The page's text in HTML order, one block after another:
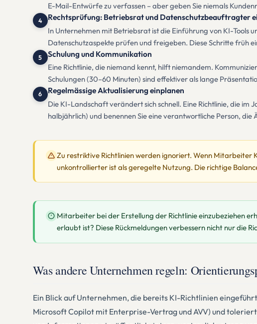
E-Mail-Entwürfe zu verfassen – aber geben Sie niemals
4 Rechtsprüfung: Betriebsrat und Datenschutzbeauftragter
In Unternehmen mit Betriebsrat ist die Einführung von KI-
Datenschutzaspekte prüfen und freigeben. Diese Schritte früh
5 Schulung und Kommunikation
Eine Richtlinie, die niemand kennt, hilft niemandem.
Schulungen (30–60 Minuten) sind effektiver als lange
6 Regelmässige Aktualisierung einplanen
Die KI-Landschaft verändert sich schnell. Eine Richtlinie, die im
halbjährlich) und benennen Sie eine verantwortliche Person, die
Zu restriktive Richtlinien werden ignoriert. Wenn Mitarbeiter
unkontrollierter ist als geregelte Nutzung. Die richtige
Mitarbeiter bei der Erstellung der Richtlinie einzubeziehen
erlaubt ist? Diese Rückmeldungen verbessern nicht nur die
Was andere Unternehmen regeln:
Ein Blick auf Unternehmen, die bereits KI-Richtlinien
Microsoft Copilot mit Enterprise-Vertrag und AVV) und